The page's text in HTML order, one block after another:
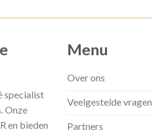
specialist
Onze
en bieden
Menu
Over ons
Veelgestelde vragen
Partners